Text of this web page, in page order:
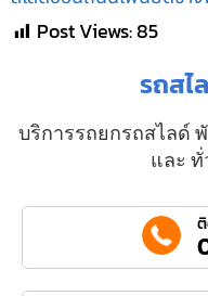
Post Views:85
รถสไ
บริการรถยกรถสไลด์
และ ทั่